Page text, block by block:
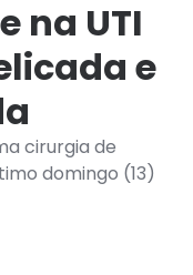
na UTI
e
cirurgia de
domingo (13)